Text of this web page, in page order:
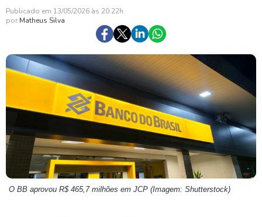
Publicado em 13/05/2026 às 20:22h
por Matheus Silva
O BB aprovou R$ 465,7 milhões em JCP (Imagem: Shutterstock)